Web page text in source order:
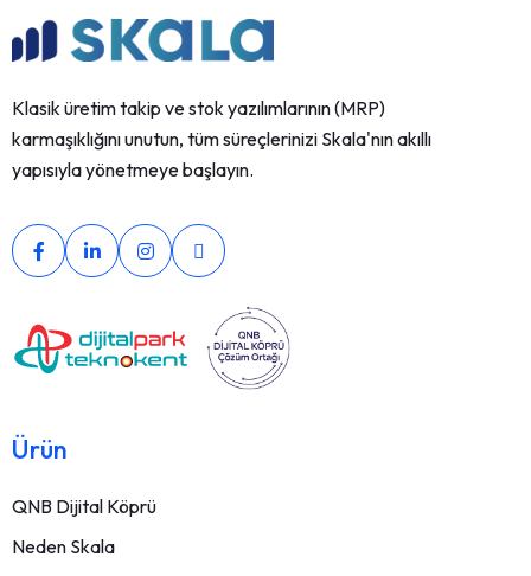
Klasik üretim takip ve stok yazılımlarının (MRP)
karmaşıklığını unutun, tüm süreçlerinizi Skala'nın akıllı
yapısıyla yönetmeye başlayın.
Ürün
QNB Dijital Köprü
Neden Skala